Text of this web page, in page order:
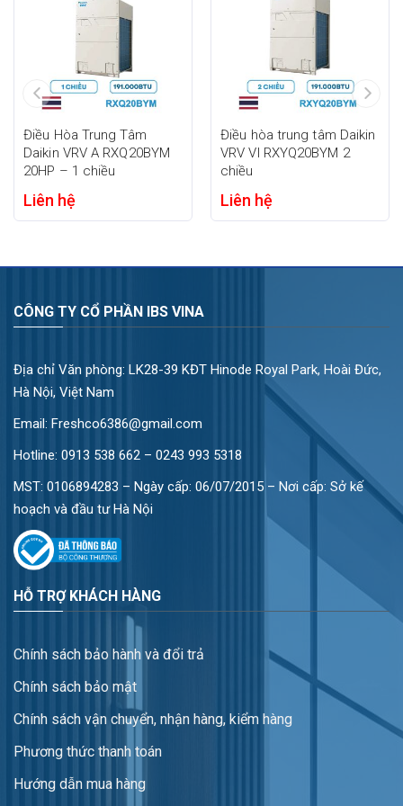
dàng quản lý thông qua bộ điều khiển trung tâm.
Thông số kỹ thuật Daikin VRV FXMQ80AFVM
Thông số Giá trị
Model Daikin VRV FXMQ80AFVM
Loại thiết bị Thiết bị xử lý gió tươi ngoài trời
Công suất
Môi chất lạnh R410A
Ứng dụng
Biệt thự, khách sạn, văn phòng, căn hộ cao
phù hợp cho các
không gian có diện tích vừa và lớn, đặc biệt là những khu vực
yêu cầu lưu lượng gió tươi ổn định.
Ưu điểm nổi bật của Daikin FXMQ80AFVM
Cấp gió tươi liên tục, nâng cao chất lượng
không khí
Ưu điểm lớn nhất củaDaikin FXMQ80AFVMlà khả năng xử lý
và cấp gió tươi liên tục.
Nguồn không khí bên ngoài được xử lý trước khi đưa vào phòng
giúp:
Cải thiện chất lượng không khí.
Giảm cảm giác ngột ngạt.
Hạn chế tích tụ CO₂.
Tăng lượng oxy trong không gian sử dụng.
Tạo môi trường làm việc và nghỉ ngơi dễ chịu hơn.
Điều Hòa Trung Tâm
Daikin VRV A RXQ20BYM
20HP – 1 chiều
Liên hệ
Điều hòa trung tâm Daikin
VRV VI RXYQ20BYM 2
chiều
Liên hệ
CÔNG TY CỔ PHẦN IBS VINA
Địa chỉ Văn phòng: LK28-39 KĐT Hinode Royal Park, Hoài Đức,
Hà Nội, Việt Nam
Email: Freshco6386@gmail.com
Hotline: 0913 538 662 – 0243 993 5318
MST: 0106894283 – Ngày cấp: 06/07/2015 – Nơi cấp: Sở kế
hoạch và đầu tư Hà Nội
HỖ TRỢ KHÁCH HÀNG
Chính sách bảo hành và đổi trả
Chính sách bảo mật
Chính sách vận chuyển, nhận hàng, kiểm hàng
Phương thức thanh toán
Hướng dẫn mua hàng